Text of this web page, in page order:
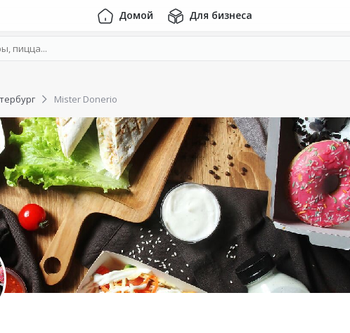
Домой Для бизнеса
Mister Donerio